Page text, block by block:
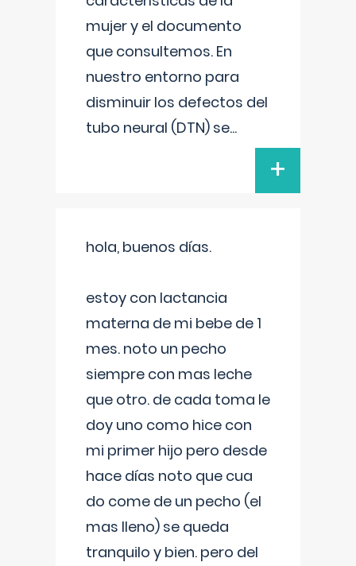
mujer y el documento
que consultemos. En
nuestro entorno para
disminuir los defectos del
tubo neural (DTN) se...
+
hola, buenos días.
estoy con lactancia
materna de mi bebe de 1
mes. noto un pecho
siempre con mas leche
que otro. de cada toma le
doy uno como hice con
mi primer hijo pero desde
hace días noto que cua
do come de un pecho (el
mas lleno) se queda
tranquilo y bien. pero del